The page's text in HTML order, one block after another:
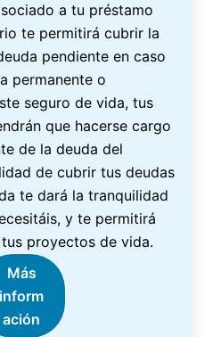
a tu préstamo
te permitirá cubrir la
pendiente en caso
permanente o
seguro de vida, tus
que hacerse cargo
de la deuda del
de cubrir tus deudas
te dará la tranquilidad
y te permitirá
proyectos de vida.
Más
inform
ación